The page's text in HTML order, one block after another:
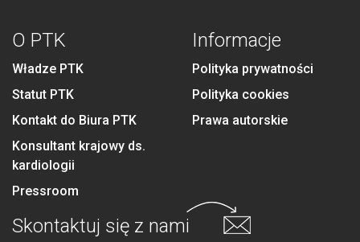
O PTK
Władze PTK
Statut PTK
Kontakt do Biura PTK
Konsultant krajowy ds.
kardiologii
Pressroom
Informacje
Polityka prywatności
Polityka cookies
Prawa autorskie
Skontaktuj się z nami